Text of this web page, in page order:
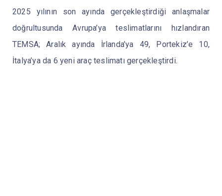
2025 yılının son ayında gerçekleştirdiği anlaşmalar
doğrultusunda Avrupa’ya teslimatlarını hızlandıran
TEMSA; Aralık ayında İrlanda’ya 49, Portekiz’e 10,
İtalya’ya da 6 yeni araç teslimatı gerçekleştirdi.